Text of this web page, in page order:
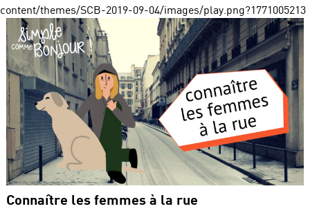
content/themes/SCB-2019-09-04/images/play.png?1771005213
Connaître les femmes à la rue